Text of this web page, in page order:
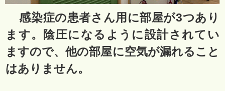
感染症の患者さん用に部屋が3つあり
ます。陰圧になるように設計されてい
ますので、他の部屋に空気が漏れること
はありません。